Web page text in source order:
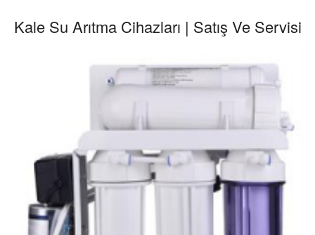
Kale Su Arıtma Cihazları | Satış Ve Servisi